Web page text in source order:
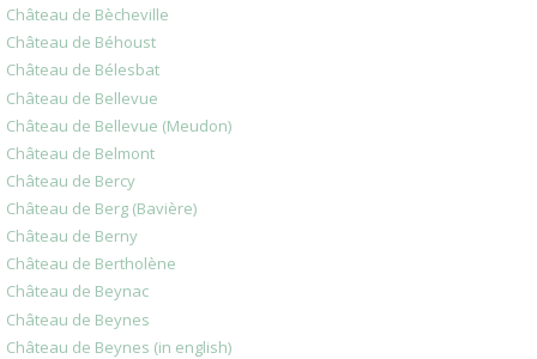
Château de Bècheville
Château de Béhoust
Château de Bélesbat
Château de Bellevue
Château de Bellevue (Meudon)
Château de Belmont
Château de Bercy
Château de Berg (Bavière)
Château de Berny
Château de Bertholène
Château de Beynac
Château de Beynes
Château de Beynes (in english)